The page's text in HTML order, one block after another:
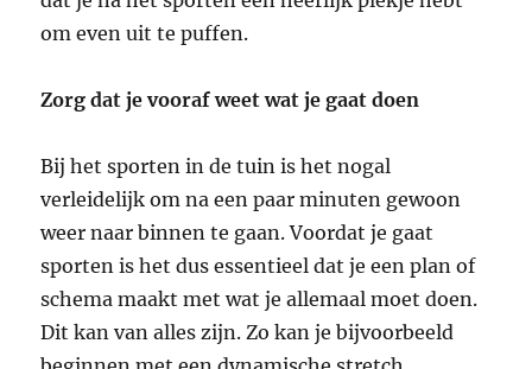
om even uit te puffen.
Zorg dat je vooraf weet wat je gaat doen
Bij het sporten in de tuin is het nogal
verleidelijk om na een paar minuten gewoon
weer naar binnen te gaan. Voordat je gaat
sporten is het dus essentieel dat je een plan of
schema maakt met wat je allemaal moet doen.
Dit kan van alles zijn. Zo kan je bijvoorbeeld